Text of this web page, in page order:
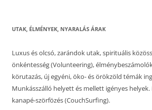
UTAK, ÉLMÉNYEK, NYARALÁS ÁRAK
Luxus és olcsó, zarándok utak, spirituális
önkéntesség (Volunteering),
körutazás, új egyéni, öko- és örökzöld témák
Munkásszálló helyett és mellett igényes helyek.
kanapé-szörfözés (CouchSurfing).